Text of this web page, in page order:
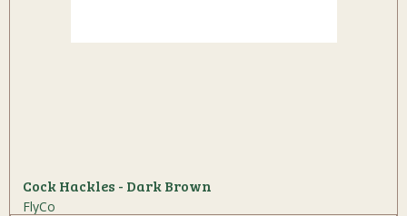
Cock Hackles - Dark Brown
FlyCo